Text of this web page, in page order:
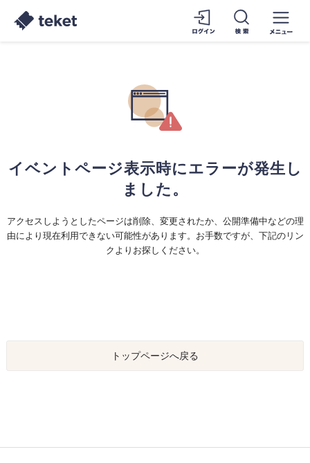
イベントページ表示時にエラーが発生し
ました。
アクセスしようとしたページは削除、変更されたか、公開準備中などの理
由により現在利用できない可能性があります。お手数ですが、下記のリン
クよりお探しください。
トップページへ戻る